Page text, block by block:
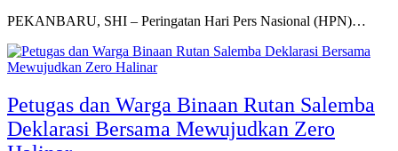
PEKANBARU, SHI – Peringatan Hari Pers Nasional (HPN)…
Petugas dan Warga Binaan Rutan Salemba
Deklarasi Bersama Mewujudkan Zero